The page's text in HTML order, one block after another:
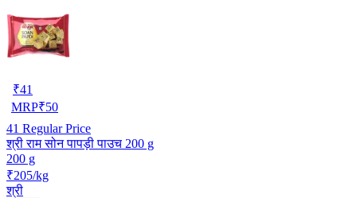
₹41
MRP₹50
41 Regular Price
श्री राम सोन पापड़ी पाउच 200 g
200 g
₹205/kg
श्री